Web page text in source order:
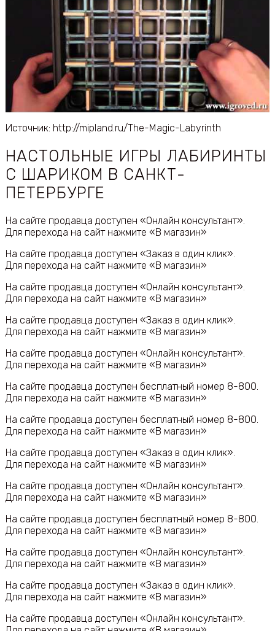
Источник: http://mipland.ru/The-Magic-Labyrinth
НАСТОЛЬНЫЕ ИГРЫ ЛАБИРИНТЫ
С ШАРИКОМ В САНКТ-
ПЕТЕРБУРГЕ
На сайте продавца доступен «Онлайн консультант».
Для перехода на сайт нажмите «В магазин»
На сайте продавца доступен «Заказ в один клик».
Для перехода на сайт нажмите «В магазин»
На сайте продавца доступен «Онлайн консультант».
Для перехода на сайт нажмите «В магазин»
На сайте продавца доступен «Заказ в один клик».
Для перехода на сайт нажмите «В магазин»
На сайте продавца доступен «Онлайн консультант».
Для перехода на сайт нажмите «В магазин»
На сайте продавца доступен бесплатный номер 8-800.
Для перехода на сайт нажмите «В магазин»
На сайте продавца доступен бесплатный номер 8-800.
Для перехода на сайт нажмите «В магазин»
На сайте продавца доступен «Заказ в один клик».
Для перехода на сайт нажмите «В магазин»
На сайте продавца доступен «Онлайн консультант».
Для перехода на сайт нажмите «В магазин»
На сайте продавца доступен бесплатный номер 8-800.
Для перехода на сайт нажмите «В магазин»
На сайте продавца доступен «Онлайн консультант».
Для перехода на сайт нажмите «В магазин»
На сайте продавца доступен «Заказ в один клик».
Для перехода на сайт нажмите «В магазин»
На сайте продавца доступен «Онлайн консультант».